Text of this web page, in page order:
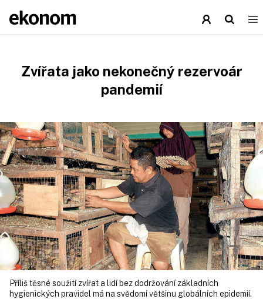
Zvířata jako nekonečný rezervoár
pandemií
Příliš těsné soužití zvířat a lidí bez dodržování základních
hygienických pravidel má na svědomí většinu globálních epidemií.